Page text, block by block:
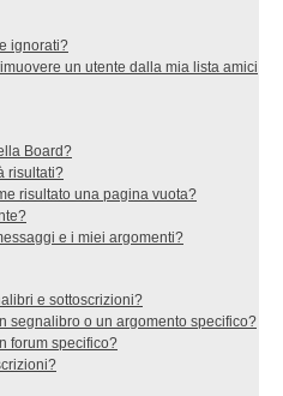
ignorati?
un utente dalla mia lista amici
Board?
risultati?
risultato una pagina vuota?
e i miei argomenti?
e sottoscrizioni?
segnalibro o un argomento specifico?
forum specifico?